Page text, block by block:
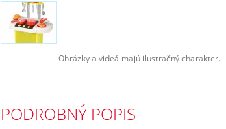
Obrázky a videá majú ilustračný charakter.
PODROBNÝ POPIS